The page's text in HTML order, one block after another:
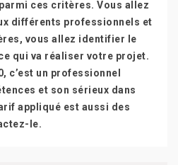
ces critères. Vous allez
différents professionnels et
vous allez identifier le
qui va réaliser votre projet.
c’est un professionnel
et son sérieux dans
appliqué est aussi des
le.